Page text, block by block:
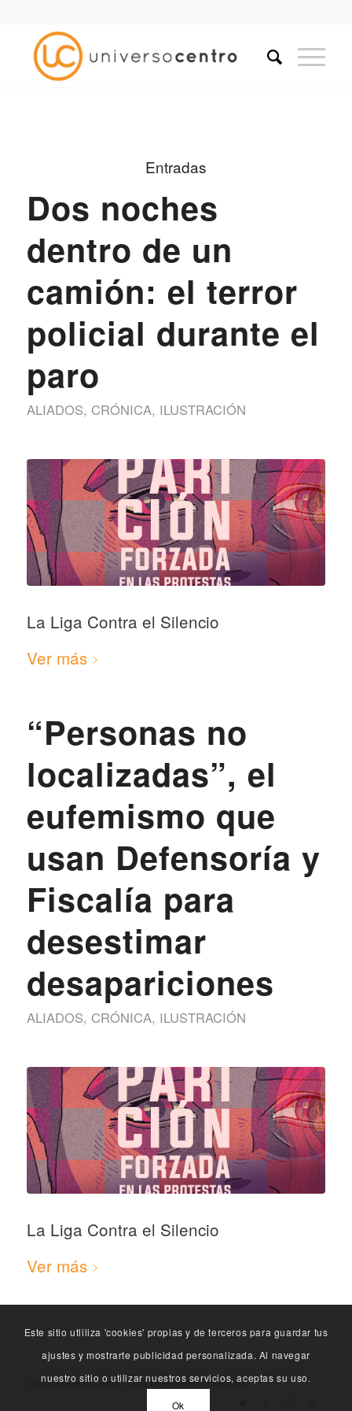
Entradas
Dos noches
dentro de un
camión: el terror
policial durante el
paro
ALIADOS, CRÓNICA, ILUSTRACIÓN
La Liga Contra el Silencio
Ver más
“Personas no
localizadas”, el
eufemismo que
usan Defensoría y
Fiscalía para
desestimar
desapariciones
ALIADOS, CRÓNICA, ILUSTRACIÓN
La Liga Contra el Silencio
Ver más
© 2020 Universo Centro. Todos los derechos reservados. -
Este sitio utliliza 'cookies' propias y de terceros para guardar tus
ajustes y mostrarte publicidad personalizada. Al navegar
nuestro sitio o utilizar nuestros servicios, aceptas su uso.
Ok